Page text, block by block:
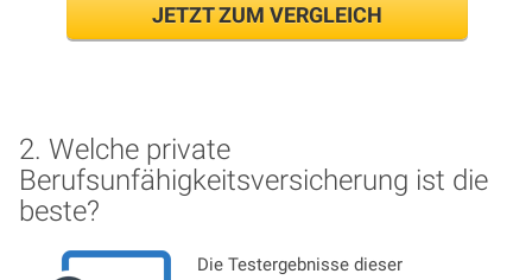
JETZT ZUM VERGLEICH
2. Welche private
Berufsunfähigkeitsversicherung ist die
beste?
Die Testergebnisse dieser